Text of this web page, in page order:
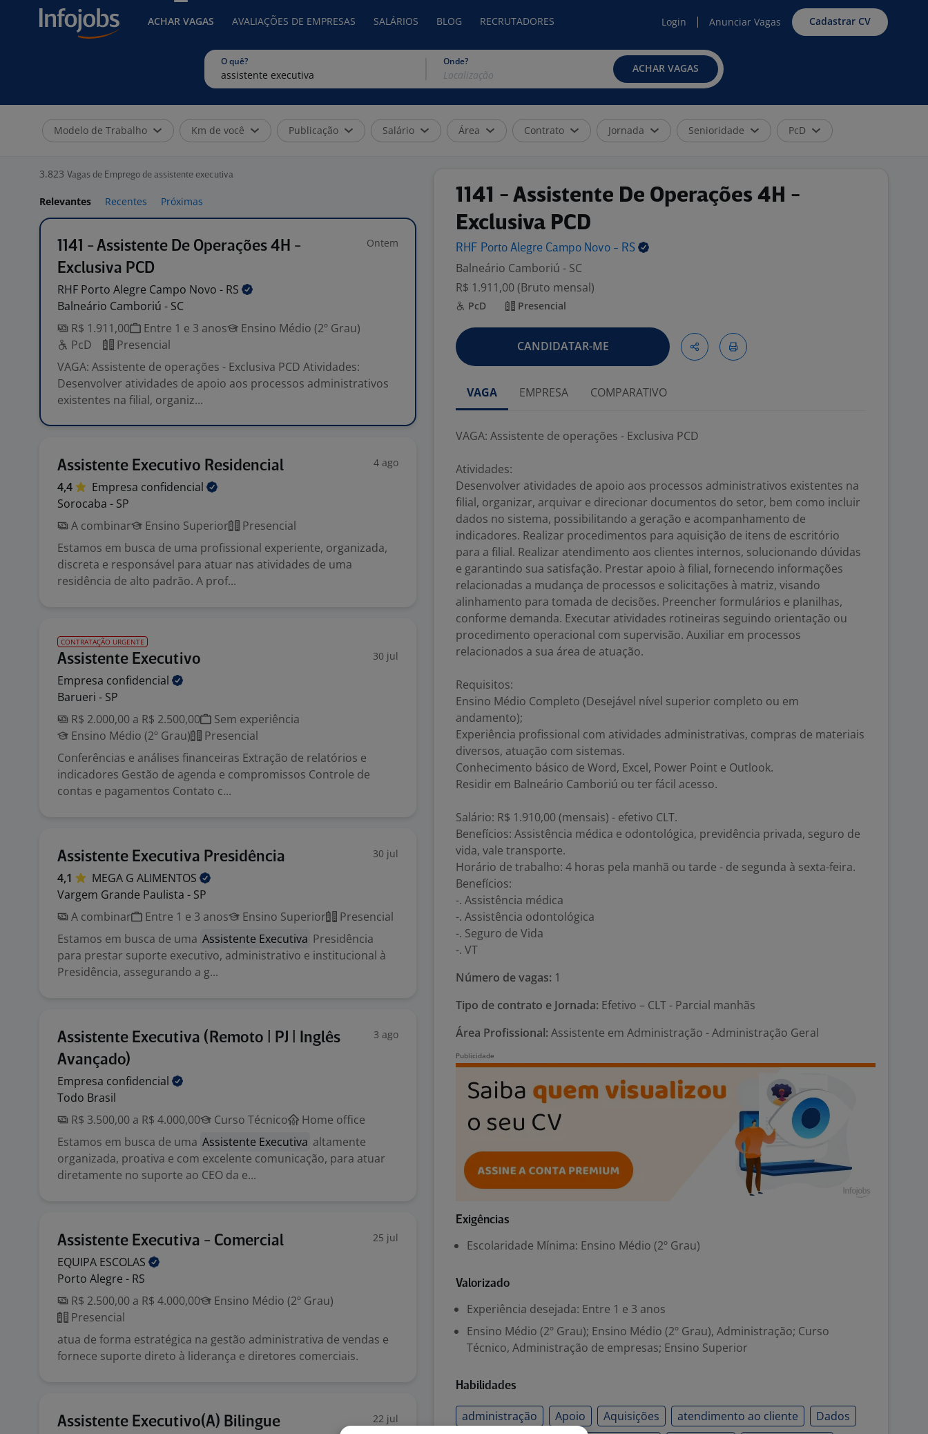
ACHAR VAGAS AVALIAÇÕES DE EMPRESAS SALÁRIOS BLOG RECRUTADORES Login Anunciar Vagas Cadastrar CV
O quê? Onde?
ACHAR VAGAS
Modelo de Trabalho Km de você Publicação Salário Área Contrato Jornada Senioridade PcD
3.823 Vagas de Emprego de assistente executiva
Relevantes Recentes Próximas
1141 - Assistente De Operações 4H -
Exclusiva PCD
Ontem
RHF Porto Alegre Campo Novo - RS
Balneário Camboriú - SC
R$ 1.911,00
Entre 1 e 3 anos
Ensino Médio (2º Grau)
PcD
Presencial
VAGA: Assistente de operações - Exclusiva PCD Atividades:
Desenvolver atividades de apoio aos processos administrativos
existentes na filial, organiz...
Assistente Executivo Residencial 4 ago
4,4 Empresa confidencial
Sorocaba - SP
A combinar
Ensino Superior
Presencial
Estamos em busca de uma profissional experiente, organizada,
discreta e responsável para atuar nas atividades de uma
residência de alto padrão. A prof...
CONTRATAÇÃO URGENTE
Assistente Executivo 30 jul
Empresa confidencial
Barueri - SP
R$ 2.000,00 a R$ 2.500,00
Sem experiência
Ensino Médio (2º Grau)
Presencial
Conferências e análises financeiras Extração de relatórios e
indicadores Gestão de agenda e compromissos Controle de
contas e pagamentos Contato c...
Assistente Executiva Presidência 30 jul
4,1 MEGA G ALIMENTOS
Vargem Grande Paulista - SP
A combinar
Entre 1 e 3 anos Ensino Superior
Presencial
Estamos em busca de uma Assistente Executiva Presidência
para prestar suporte executivo, administrativo e institucional à
Presidência, assegurando a g...
Assistente Executiva (Remoto | PJ | Inglês
Avançado)
3 ago
Empresa confidencial
Todo Brasil
R$ 3.500,00 a R$ 4.000,00
Curso Técnico
Home office
Estamos em busca de uma Assistente Executiva altamente
organizada, proativa e com excelente comunicação, para atuar
diretamente no suporte ao CEO da e...
Assistente Executiva - Comercial 25 jul
EQUIPA ESCOLAS
Porto Alegre - RS
R$ 2.500,00 a R$ 4.000,00
Ensino Médio (2º Grau)
Presencial
atua de forma estratégica na gestão administrativa de vendas e
fornece suporte direto à liderança e diretores comerciais.
Assistente Executivo(A) Bilingue 22 jul
1141 - Assistente De Operações 4H -
Exclusiva PCD
RHF Porto Alegre Campo Novo - RS
Balneário Camboriú - SC
R$ 1.911,00 (Bruto mensal)
PcD Presencial
CANDIDATAR-ME
VAGA EMPRESA COMPARATIVO
VAGA: Assistente de operações - Exclusiva PCD
Atividades:
Desenvolver atividades de apoio aos processos administrativos existentes na
filial, organizar, arquivar e direcionar documentos do setor, bem como incluir
dados no sistema, possibilitando a geração e acompanhamento de
indicadores. Realizar procedimentos para aquisição de itens de escritório
para a filial. Realizar atendimento aos clientes internos, solucionando dúvidas
e garantindo sua satisfação. Prestar apoio à filial, fornecendo informações
relacionadas a mudança de processos e solicitações à matriz, visando
alinhamento para tomada de decisões. Preencher formulários e planilhas,
conforme demanda. Executar atividades rotineiras seguindo orientação ou
procedimento operacional com supervisão. Auxiliar em processos
relacionados a sua área de atuação.
Requisitos:
Ensino Médio Completo (Desejável nível superior completo ou em
andamento);
Experiência profissional com atividades administrativas, compras de materiais
diversos, atuação com sistemas.
Conhecimento básico de Word, Excel, Power Point e Outlook.
Residir em Balneário Camboriú ou ter fácil acesso.
Salário: R$ 1.910,00 (mensais) - efetivo CLT.
Benefícios: Assistência médica e odontológica, previdência privada, seguro de
vida, vale transporte.
Horário de trabalho: 4 horas pela manhã ou tarde - de segunda à sexta-feira.
Benefícios:
-. Assistência médica
-. Assistência odontológica
-. Seguro de Vida
-. VT
Número de vagas: 1
Tipo de contrato e Jornada: Efetivo – CLT - Parcial manhãs
Área Profissional: Assistente em Administração - Administração Geral
Exigências
Escolaridade Mínima: Ensino Médio (2º Grau)
Valorizado
Experiência desejada: Entre 1 e 3 anos
Ensino Médio (2º Grau); Ensino Médio (2º Grau), Administração; Curso
Técnico, Administração de empresas; Ensino Superior
Habilidades
administração Apoio Aquisições atendimento ao cliente
Dados